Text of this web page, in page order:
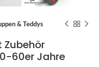
& Teddys
Zubehör
60er Jahre